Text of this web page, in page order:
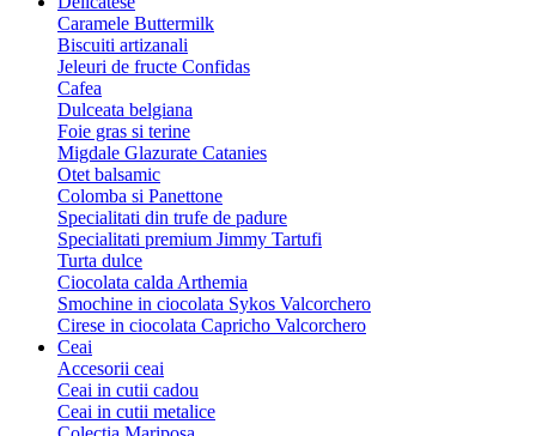
Caramele Buttermilk
Biscuiti artizanali
Jeleuri de fructe Confidas
Cafea
Dulceata belgiana
Foie gras si terine
Migdale Glazurate Catanies
Otet balsamic
Colomba si Panettone
Specialitati din trufe de padure
Specialitati premium Jimmy Tartufi
Turta dulce
Ciocolata calda Arthemia
Smochine in ciocolata Sykos Valcorchero
Cirese in ciocolata Capricho Valcorchero
Ceai
Accesorii ceai
Ceai in cutii cadou
Ceai in cutii metalice